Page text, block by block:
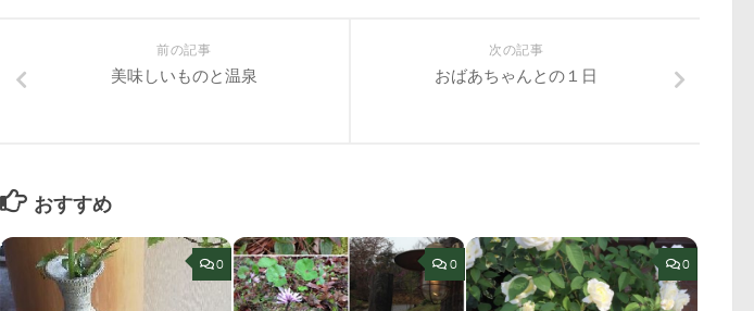
次の記事
おばあちゃんとの１日
前の記事
美味しいものと温泉
おすすめ
0 0 0